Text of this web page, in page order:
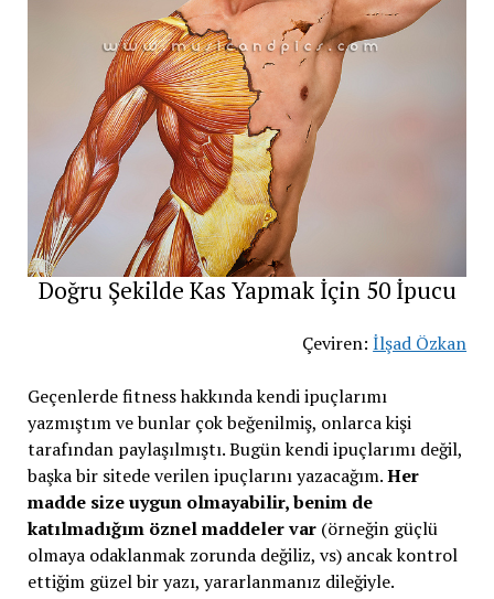
Doğru Şekilde Kas Yapmak İçin 50 İpucu
Çeviren:İlşad Özkan
Geçenlerde fitness hakkında kendi ipuçlarımı
yazmıştım ve bunlar çok beğenilmiş, onlarca kişi
tarafından paylaşılmıştı. Bugün kendi ipuçlarımı değil,
başka bir sitede verilen ipuçlarını yazacağım.Her
madde size uygun olmayabilir, benim de
katılmadığım öznel maddeler var(örneğin güçlü
olmaya odaklanmak zorunda değiliz, vs) ancak kontrol
ettiğim güzel bir yazı, yararlanmanız dileğiyle.